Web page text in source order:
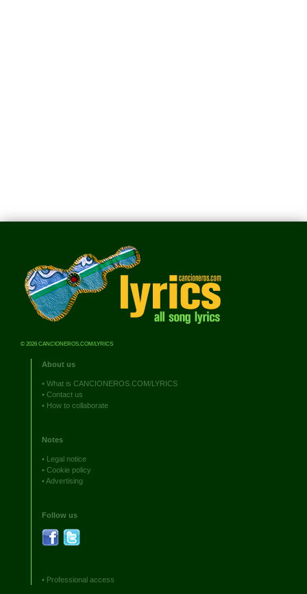
© 2026 CANCIONEROS.COM/LYRICS
About us
• What is CANCIONEROS.COM/LYRICS
• Contact us
• How to collaborate
Notes
• Legal notice
• Cookie policy
•Advertising
Follow us
• Professional access